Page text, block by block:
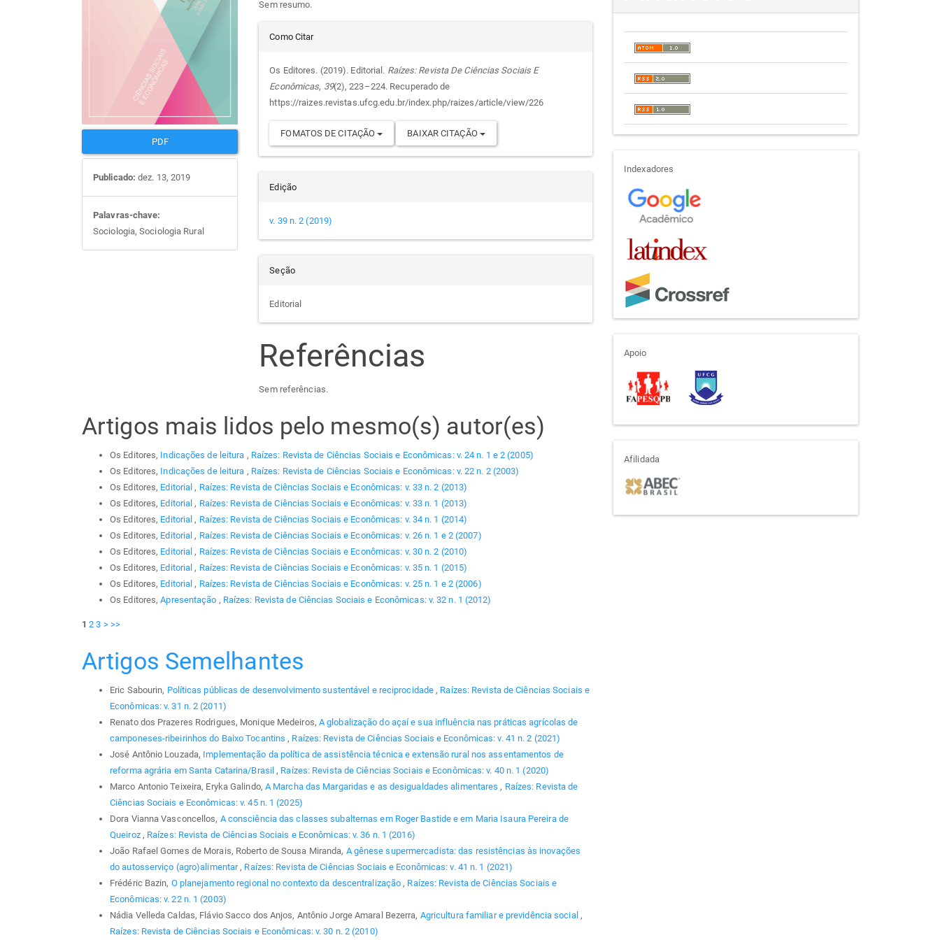
artigos
PDF
Publicado: dez. 13, 2019
Palavras-chave:
Sociologia, Sociologia Rural
principal
Sem resumo.
Detalhes
do
artigo
Como Citar
Os Editores. (2019). Editorial. Raízes: Revista De Ciências Sociais E
Econômicas, 39(2), 223–224. Recuperado de
https://raizes.revistas.ufcg.edu.br/index.php/raizes/article/view/226
FOMATOS DE CITAÇÃO BAIXAR CITAÇÃO
Edição
v. 39 n. 2 (2019)
Seção
Editorial
Referências
Sem referências.
Artigos mais lidos pelo mesmo(s) autor(es)
Os Editores, Indicações de leitura , Raízes: Revista de Ciências Sociais e Econômicas: v. 24 n. 1 e 2 (2005)
Os Editores, Indicações de leitura , Raízes: Revista de Ciências Sociais e Econômicas: v. 22 n. 2 (2003)
Os Editores, Editorial, Raízes: Revista de Ciências Sociais e Econômicas: v. 33 n. 2 (2013)
Os Editores, Editorial, Raízes: Revista de Ciências Sociais e Econômicas: v. 33 n. 1 (2013)
Os Editores, Editorial, Raízes: Revista de Ciências Sociais e Econômicas: v. 34 n. 1 (2014)
Os Editores, Editorial, Raízes: Revista de Ciências Sociais e Econômicas: v. 26 n. 1 e 2 (2007)
Os Editores, Editorial, Raízes: Revista de Ciências Sociais e Econômicas: v. 30 n. 2 (2010)
Os Editores, Editorial, Raízes: Revista de Ciências Sociais e Econômicas: v. 35 n. 1 (2015)
Os Editores, Editorial, Raízes: Revista de Ciências Sociais e Econômicas: v. 25 n. 1 e 2 (2006)
Os Editores,Apresentação , Raízes: Revista de Ciências Sociais e Econômicas: v. 32 n. 1 (2012)
1 2 3 > >>
Artigos Semelhantes
Eric Sabourin, Políticas públicas de desenvolvimento sustentável e reciprocidade, Raízes: Revista de Ciências Sociais e
Econômicas: v. 31 n. 2 (2011)
Renato dos Prazeres Rodrigues, Monique Medeiros, A globalização do açaí e sua influência nas práticas agrícolas de
camponeses-ribeirinhos do Baixo Tocantins, Raízes: Revista de Ciências Sociais e Econômicas: v. 41 n. 2 (2021)
José Antônio Louzada, Implementação da política de assistência técnica e extensão rural nos assentamentos de
reforma agrária em Santa Catarina/Brasil, Raízes: Revista de Ciências Sociais e Econômicas: v. 40 n. 1 (2020)
Marco Antonio Teixeira, Eryka Galindo, A Marcha das Margaridas e as desigualdades alimentares, Raízes: Revista de
Ciências Sociais e Econômicas: v. 45 n. 1 (2025)
Dora Vianna Vasconcellos, A consciência das classes subalternas em Roger Bastide e em Maria Isaura Pereira de
Queiroz , Raízes: Revista de Ciências Sociais e Econômicas: v. 36 n. 1 (2016)
João Rafael Gomes de Morais, Roberto de Sousa Miranda, A gênese supermercadista: das resistências às inovações
do autosserviço (agro)alimentar, Raízes: Revista de Ciências Sociais e Econômicas: v. 41 n. 1 (2021)
Frédéric Bazin, O planejamento regional no contexto da descentralização, Raízes: Revista de Ciências Sociais e
Econômicas: v. 22 n. 1 (2003)
Nádia Velleda Caldas, Flávio Sacco dos Anjos, Antônio Jorge Amaral Bezerra, Agricultura familiar e previdência social ,
Raízes: Revista de Ciências Sociais e Econômicas: v. 30 n. 2 (2010)
indexadores
Indexadores
apoio
Apoio
afiliada
Afilidada